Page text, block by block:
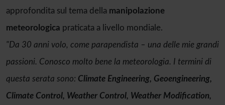
approfondita sul tema della manipolazione
meteorologica praticata a livello mondiale.
"Da 30 anni volo, come parapendista – una delle mie grandi
passioni. Conosco molto bene la meteorologia. I termini di
questa serata sono: Climate Engineering, Geoengineering,
Climate Control, Weather Control, Weather Modification,